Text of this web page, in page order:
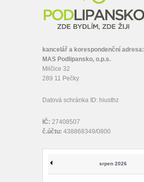
kancelář a korespondenční adresa:
MAS Podlipansko, o.p.s.
Milčice 32
289 11 Pečky
Datová schránka ID: hiusthz
IČ: 27408507
č.účtu: 438868349/0800
srpen 2026